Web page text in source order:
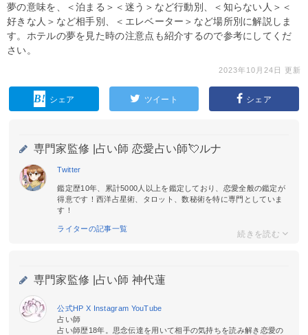
夢の意味を、＜泊まる＞＜迷う＞など行動別、＜知らない人＞＜
好きな人＞など相手別、＜エレベーター＞など場所別に解説しま
す。ホテルの夢を見た時の注意点も紹介するので参考にしてくだ
さい。
2023年10月24日 更新
シェア ツイート シェア
専門家監修 | 占い師 恋愛占い師💘ルナ
Twitter
鑑定歴10年、累計5000人以上を鑑定しており、恋愛全般の鑑定が
得意です！西洋占星術、タロット、数秘術を特に専門としていま
す！
ライターの記事一覧
専門家監修 | 占い師 神代蓮
公式HP X Instagram YouTube
占い師
占い師歴18年。思念伝達を用いて相手の気持ちを読み解き恋愛の